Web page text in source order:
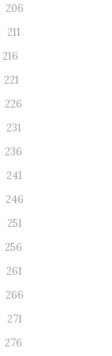
206
211
216
221
226
231
236
241
246
251
256
261
266
271
276